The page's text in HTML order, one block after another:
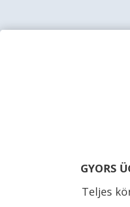
GYORS
Teljes